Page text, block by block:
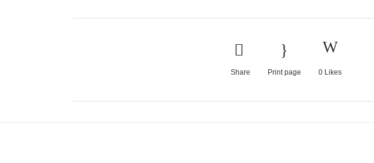
Share Print page 0Likes